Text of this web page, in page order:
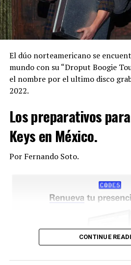
El dúo norteamericano se
mundo con su “Droput Boogie
el nombre por el ultimo disco
2022.
Los preparativos
Keys en México.
Por Fernando Soto.
CONTINUE